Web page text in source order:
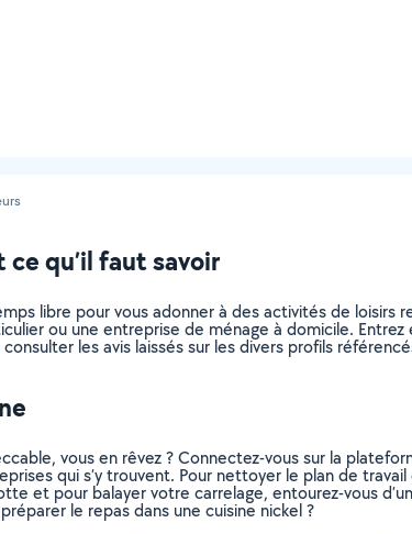
qu’il faut savoir
libre pour vous adonner à des activités de loisirs
ou une entreprise de ménage à domicile.
les avis laissés sur les divers profils
vous en rêvez ? Connectez-vous sur la
qui s’y trouvent. Pour nettoyer le plan de
et pour balayer votre carrelage, entourez-vous
le repas dans une cuisine nickel ?